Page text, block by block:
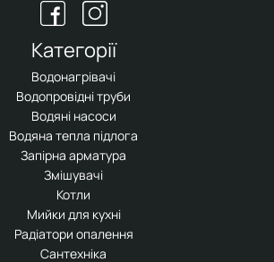
Категорії
Водонагрівачі
Водопровідні труби
Водяні насоси
Водяна тепла підлога
Запірна арматура
Змішувачі
Котли
Мийки для кухні
Радіатори опалення
Сантехніка